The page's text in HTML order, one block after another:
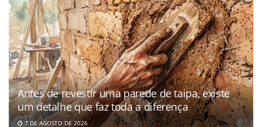
Antes de revestir uma parede de taipa, existe
um detalhe que faz toda a diferença
7 DE AGOSTO DE 2026